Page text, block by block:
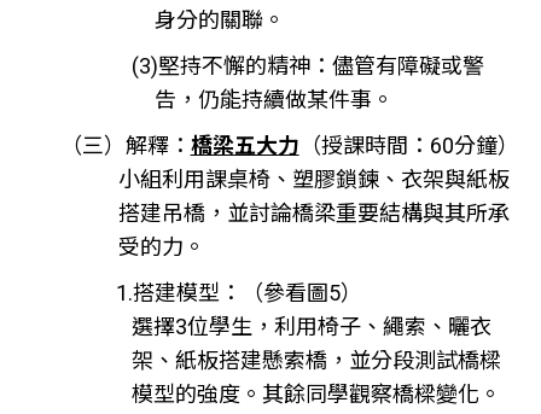
身分的關聯。
(3)堅持不懈的精神：儘管有障礙或警
告，仍能持續做某件事。
（三）解釋： 橋梁五大力 （授課時間：60分鐘）
小組利用課桌椅、塑膠鎖鍊、衣架與紙板
搭建吊橋，並討論橋梁重要結構與其所承
受的力。
1.搭建模型：（參看圖5）
選擇3位學生，利用椅子、繩索、曬衣
架、紙板搭建懸索橋，並分段測試橋樑
模型的強度。其餘同學觀察橋樑變化。